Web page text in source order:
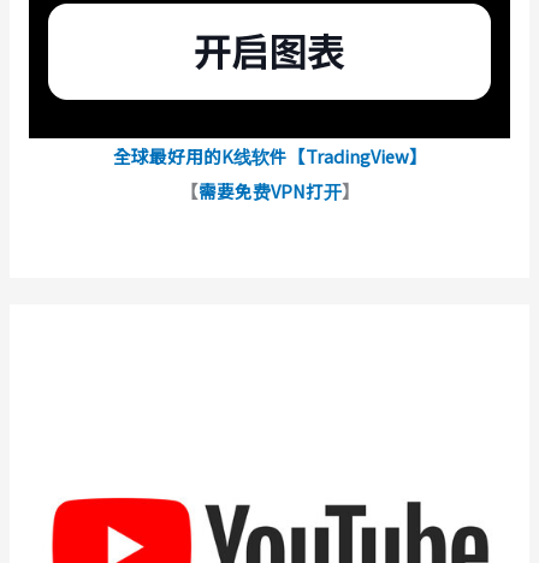
全球最好用的K线软件【TradingView】
【需要免费VPN打开】